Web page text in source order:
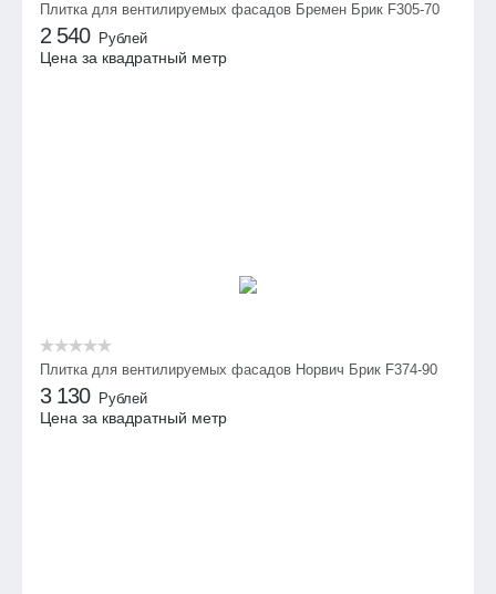
Плитка для вентилируемых фасадов Бремен Брик F305-70
2 540 Рублей
Цена за квадратный метр
Плитка для вентилируемых фасадов Норвич Брик F374-90
3 130 Рублей
Цена за квадратный метр